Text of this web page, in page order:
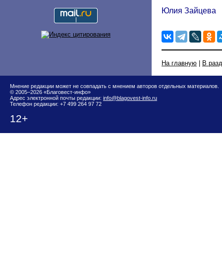
Юлия Зайцева
На главную | В
Мнение редакции может не совпадать с мнением авторов отдельных материалов.
© 2005–2026 «Благовест-инфо»
Адрес электронной почты редакции: info@blagovest-info.ru
Телефон редакции: +7 499 264 97 72
12+